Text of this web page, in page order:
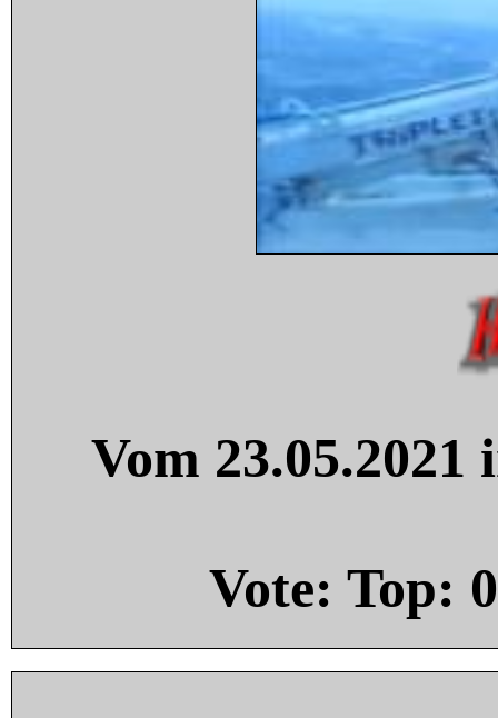
Vom
Vote: Top: 0